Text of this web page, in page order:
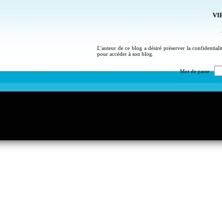
L'auteur de ce blog a désiré préserver la
pour accéder à son blog.
Mot de passe :